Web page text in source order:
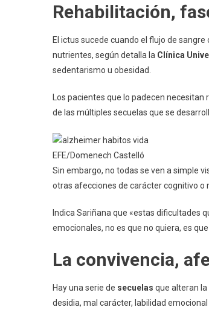
Rehabilitación,
El ictus sucede cuando el flujo de
nutrientes, según detalla la Clínica
sedentarismo u obesidad.
Los pacientes que lo padecen
de las múltiples secuelas que se
EFE/Domenech Castelló
Sin embargo, no todas se ven a simple
otras afecciones de carácter cognitivo o
Indica Sariñana que «estas dificultades
emocionales, no es que no quiera, es
La convivencia,
Hay una serie de secuelas que alteran
desidia, mal carácter, labilidad emocional